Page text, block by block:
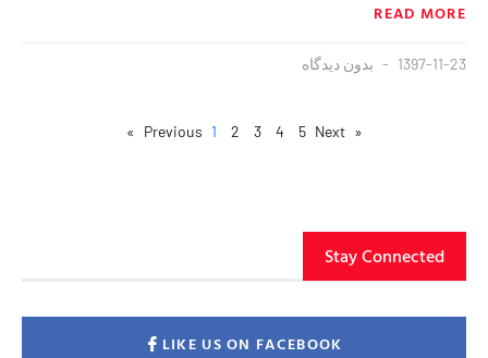
READ MORE
1397-11-23 بدون دیدگاه
« Previous
1 2 3 4 5 Next »
Stay Connected
LIKE US ON FACEBOOK